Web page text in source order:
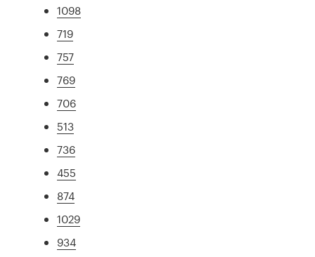
1098
719
757
769
706
513
736
455
874
1029
934